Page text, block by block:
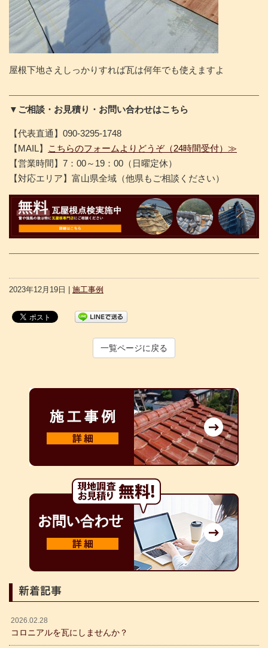
屋根下地さえしっかりすれば瓦は何年でも使えますよ
▼ご相談・お見積り・お問い合わせはこちら
【代表直通】090-3295-1748
【MAIL】
こちらのフォームよりどうぞ（24時間受付）≫
【営業時間】7：00～19：00（日曜定休）
【対応エリア】富山県全域（他県もご相談ください）
2023年12月19日 | 施工事例
一覧ページに戻る
新着記事
2026.02.28
コロニアルを瓦にしませんか？